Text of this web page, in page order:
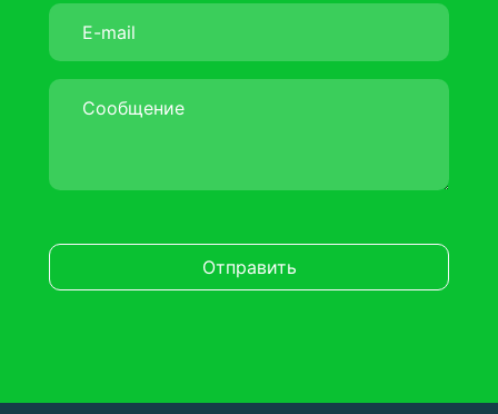
Отправить